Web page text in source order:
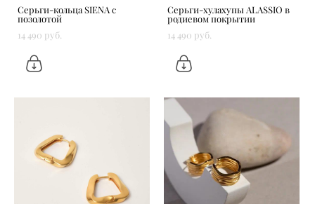
Серьги-кольца SIENA с
позолотой
14 490 pуб.
Серьги-хулахупы ALASSIO в
родиевом покрытии
14 490 pуб.